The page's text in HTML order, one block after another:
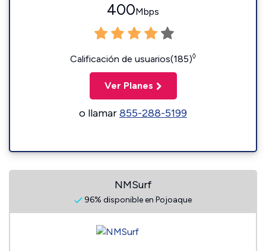
400Mbps
Calificación de usuarios(185)◊
Ver Planes
o llamar855-288-5199
NMSurf
96% disponible en Pojoaque